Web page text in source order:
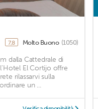
7,8 Molto Buono (1050)
dalla Cattedrale di
El Cortijo offre
rilassarvi sulla
un ...